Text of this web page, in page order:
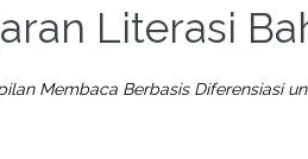
Literasi
Membaca Berbasis Diferensiasi